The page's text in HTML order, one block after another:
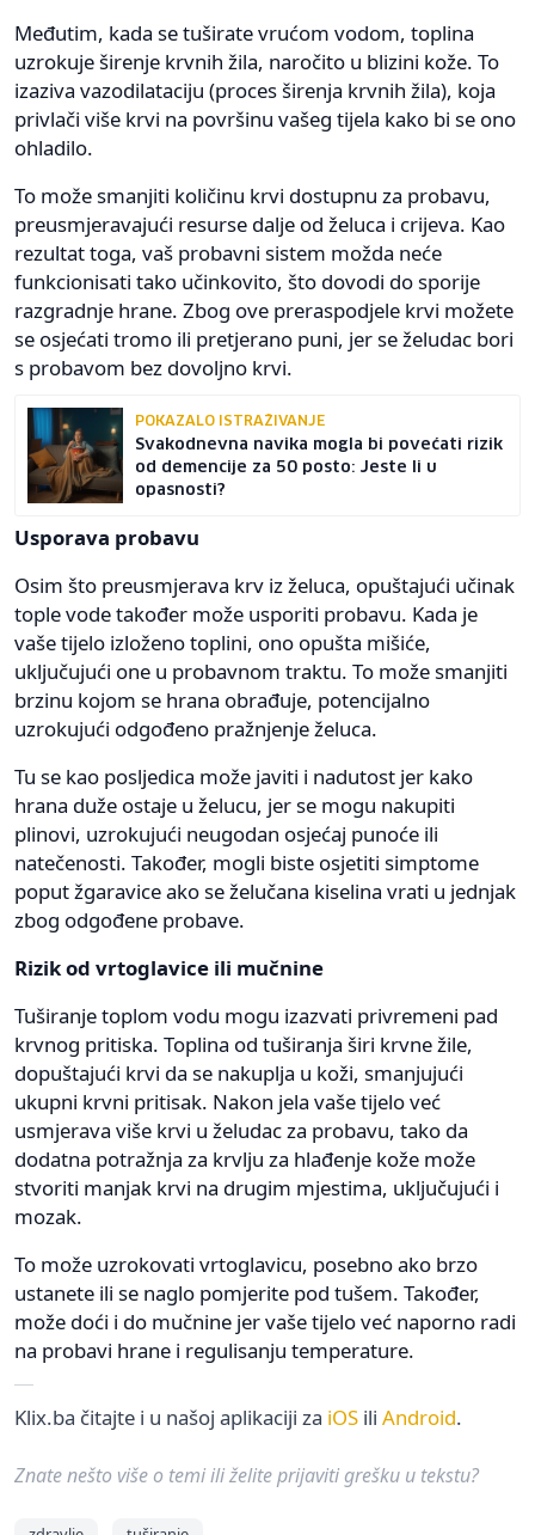
Međutim, kada se tuširate vrućom vodom, toplina
uzrokuje širenje krvnih žila, naročito u blizini kože. To
izaziva vazodilataciju (proces širenja krvnih žila), koja
privlači više krvi na površinu vašeg tijela kako bi se ono
ohladilo.
To može smanjiti količinu krvi dostupnu za probavu,
preusmjeravajući resurse dalje od želuca i crijeva. Kao
rezultat toga, vaš probavni sistem možda neće
funkcionisati tako učinkovito, što dovodi do sporije
razgradnje hrane. Zbog ove preraspodjele krvi možete
se osjećati tromo ili pretjerano puni, jer se želudac bori
s probavom bez dovoljno krvi.
POKAZALO ISTRAŽIVANJE
Svakodnevna navika mogla bi povećati rizik
od demencije za 50 posto: Jeste li u
opasnosti?
Usporava probavu
Osim što preusmjerava krv iz želuca, opuštajući učinak
tople vode također može usporiti probavu. Kada je
vaše tijelo izloženo toplini, ono opušta mišiće,
uključujući one u probavnom traktu. To može smanjiti
brzinu kojom se hrana obrađuje, potencijalno
uzrokujući odgođeno pražnjenje želuca.
Tu se kao posljedica može javiti i nadutost jer kako
hrana duže ostaje u želucu, jer se mogu nakupiti
plinovi, uzrokujući neugodan osjećaj punoće ili
natečenosti. Također, mogli biste osjetiti simptome
poput žgaravice ako se želučana kiselina vrati u jednjak
zbog odgođene probave.
Rizik od vrtoglavice ili mučnine
Tuširanje toplom vodu mogu izazvati privremeni pad
krvnog pritiska. Toplina od tuširanja širi krvne žile,
dopuštajući krvi da se nakuplja u koži, smanjujući
ukupni krvni pritisak. Nakon jela vaše tijelo već
usmjerava više krvi u želudac za probavu, tako da
dodatna potražnja za krvlju za hlađenje kože može
stvoriti manjak krvi na drugim mjestima, uključujući i
mozak.
To može uzrokovati vrtoglavicu, posebno ako brzo
ustanete ili se naglo pomjerite pod tušem. Također,
može doći i do mučnine jer vaše tijelo već naporno radi
na probavi hrane i regulisanju temperature.
Klix.ba čitajte i u našoj aplikaciji za iOS ili Android.
Znate nešto više o temi ili želite prijaviti grešku u tekstu?